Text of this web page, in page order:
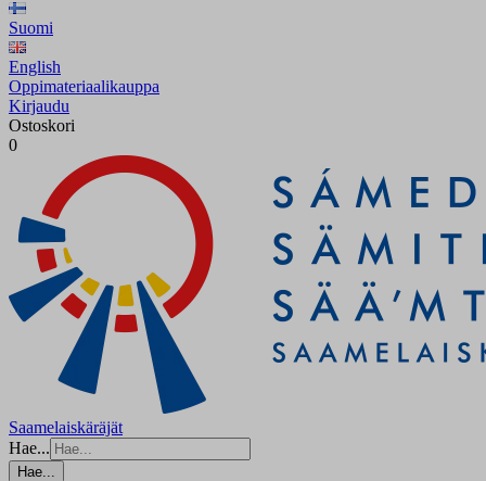
Suomi
English
Oppimateriaalikauppa
Kirjaudu
Ostoskori
0
Saamelaiskäräjät
Hae...
Hae...